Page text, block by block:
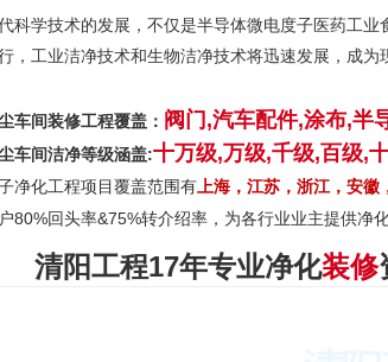
科学技术的发展，不仅是半导体微电度子医药工
，工业洁净技术和生物洁净技术将迅速发展，成
车间装修工程覆盖： 阀门,汽车配件,涂布,半
车间洁净等级涵盖:十万级,万级,千级,百级,
净化工程项目覆盖范围有 上海，江苏，浙江，安徽
80%回头率&75%转介绍率 ， 为各行业业主提供净
清阳工程17年专业净化装修